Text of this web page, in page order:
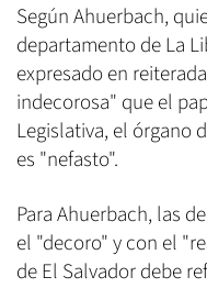
Según Ahuerbach,
departamento de La
expresado en
indecorosa" que el
Legislativa, el órgano
es "nefasto".
Para Ahuerbach, las
el "decoro" y con el
de El Salvador debe